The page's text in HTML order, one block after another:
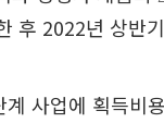
후 2022년 상반
사업에 획득비